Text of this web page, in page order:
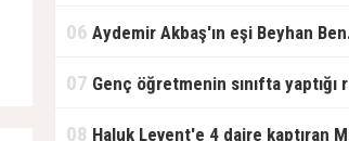
06 Aydemir Akbaş'ın eşi Beyhan Benek Akbaş hayatını kaybetti
07 Genç öğretmenin sınıfta yaptığı rezil paylaşım
08 Haluk Levent'e 4 daire kaptıran Müteahhit soluğu savcılıkta aldı